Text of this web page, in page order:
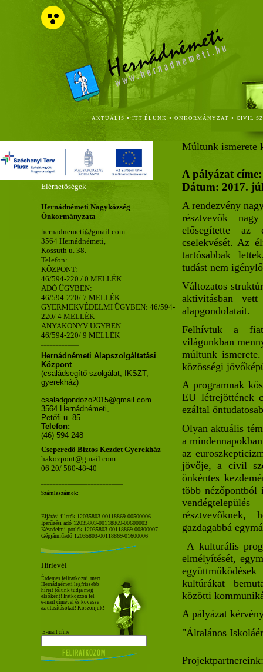
AKTUÁLIS • ITT ÉLÜNK • ÖNKORMÁNYZAT • CIVIL
Elérhetőségek
Hernádnémeti Nagyközség
Önkormányzata
hernadnemeti@gmail.com
3564 Hernádnémeti,
Kossuth u. 38.
Telefon:
KÖZPONT:
46/594-220 / 0 MELLÉK
ADÓ ÜGYBEN:
46/594-220/ 7 MELLÉK
GYERMEKVÉDELMI ÜGYBEN: 46/594-
220/ 4 MELLÉK
ANYAKÖNYV ÜGYBEN:
46/594-220/ 9 MELLÉK
Hernádnémeti Alapszolgáltatási
Központ
(családsegítő szolgálat, IKSZT,
gyerekház)
csaladgondozo2015@gmail.com
3564 Hernádnémeti,
Petőfi u. 85.
Telefon:
(46) 594 248
Cseperedő Biztos Kezdet Gyerekház
hakozpont@gmail.com
06 20/ 580-48-40
Számlaszámok:
Eljárási illeték 12035803-00118869-00500006
Iparűzési adó 12035803-00118869-00600003
Késedelmi pótlék 12035803-00118869-00800007
Gépjárműadó 12035803-00118869-01600006
Hírlevél
Érdemes feliratkozni, mert
Hernádnémeti legfrissebb
híreit tőlünk tudja meg
elsőként! Iratkozzon fel
e-mail címével és kövesse
az utasításokat! Köszönjük!
E-mail címe
Múltunk ismerete
A pályázat
Dátum: 2017.
A rendezvény
résztvevők
elősegítette az
cselekvését. Az
tartósabbak
tudást nem
Változatos
aktivitásban
alapgondolatait.
Felhívtuk a
világunkban
múltunk
közösségi
A programnak
EU létrejöttének
ezáltal
Olyan aktuális
a
az
jövője, a civil
önkéntes
több
résztvevőknek,
gazdagabbá
A kulturális
elmélyítését,
kultúrákat
közötti
A pályázat
"Általános
Projektpartnereink: